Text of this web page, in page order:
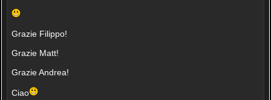
Grazie Filippo!
Grazie Matt!
Grazie Andrea!
Ciao